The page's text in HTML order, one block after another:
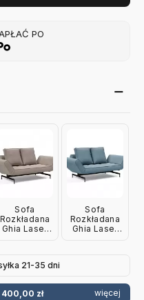
PO
Sofa
Rozkładana
Ghia Laser
Sofa
Rozkładana
Ghia Laser
21-35 dni
400,00 zł więcej